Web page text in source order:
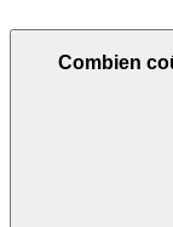
Combien